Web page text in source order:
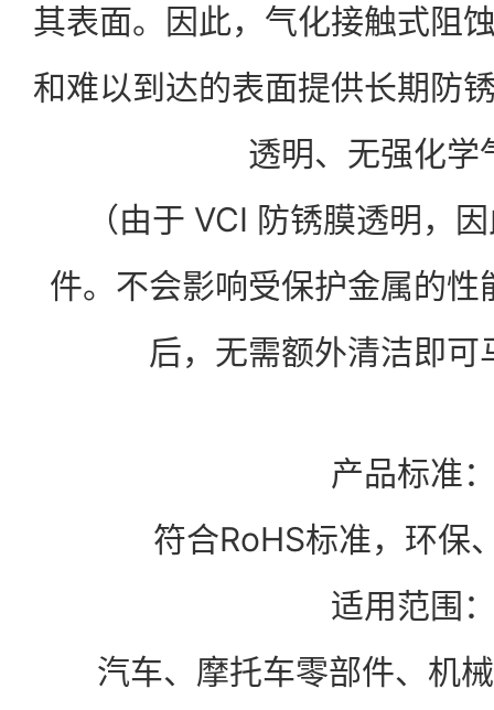
其表面。因此，气化接触式阻
和难以到达的表面提供长期防
透明、无强化学
（由于 VCI 防锈膜透明，因
件。不会影响受保护金属的
后，无需额外清洁即可
产品标准
符合RoHS标准，环保
适用范围
汽车、摩托车零部件、机械